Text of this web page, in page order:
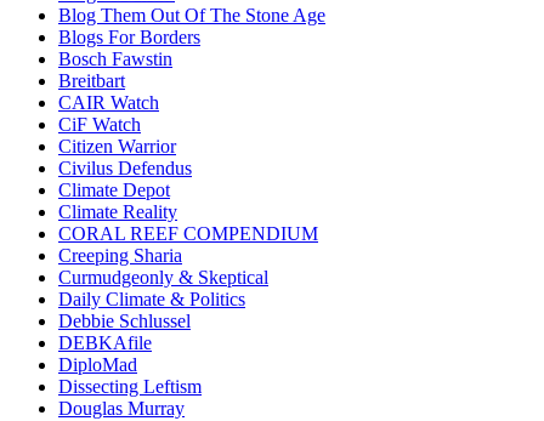
Blog Them Out Of The Stone Age
Blogs For Borders
Bosch Fawstin
Breitbart
CAIR Watch
CiF Watch
Citizen Warrior
Civilus Defendus
Climate Depot
Climate Reality
CORAL REEF COMPENDIUM
Creeping Sharia
Curmudgeonly & Skeptical
Daily Climate & Politics
Debbie Schlussel
DEBKAfile
DiploMad
Dissecting Leftism
Douglas Murray